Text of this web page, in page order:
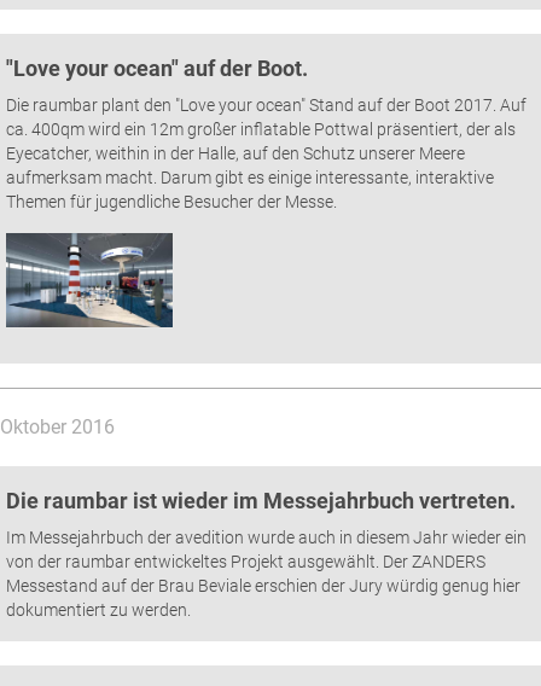
"Love your ocean" auf der Boot.
Die raumbar plant den "Love your ocean" Stand auf der Boot 2017. Auf
ca. 400qm wird ein 12m großer inflatable Pottwal präsentiert, der als
Eyecatcher, weithin in der Halle, auf den Schutz unserer Meere
aufmerksam macht. Darum gibt es einige interessante, interaktive
Themen für jugendliche Besucher der Messe.
Oktober 2016
Die raumbar ist wieder im Messejahrbuch vertreten.
Im Messejahrbuch der avedition wurde auch in diesem Jahr wieder ein
von der raumbar entwickeltes Projekt ausgewählt. Der ZANDERS
Messestand auf der Brau Beviale erschien der Jury würdig genug hier
dokumentiert zu werden.